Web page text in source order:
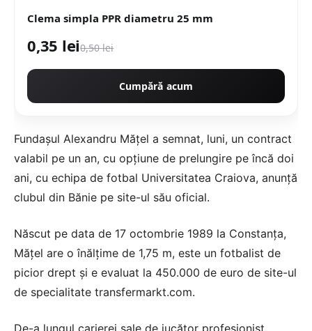
Clema simpla PPR diametru 25 mm
0,35 lei0,50 lei
Cumpără acum
Fundaşul Alexandru Măţel a semnat, luni, un contract
valabil pe un an, cu opţiune de prelungire pe încă doi
ani, cu echipa de fotbal Universitatea Craiova, anunţă
clubul din Bănie pe site-ul său oficial.
Născut pe data de 17 octombrie 1989 la Constanţa,
Măţel are o înălţime de 1,75 m, este un fotbalist de
picior drept şi e evaluat la 450.000 de euro de site-ul
de specialitate transfermarkt.com.
De-a lungul carierei sale de jucător profesionist,